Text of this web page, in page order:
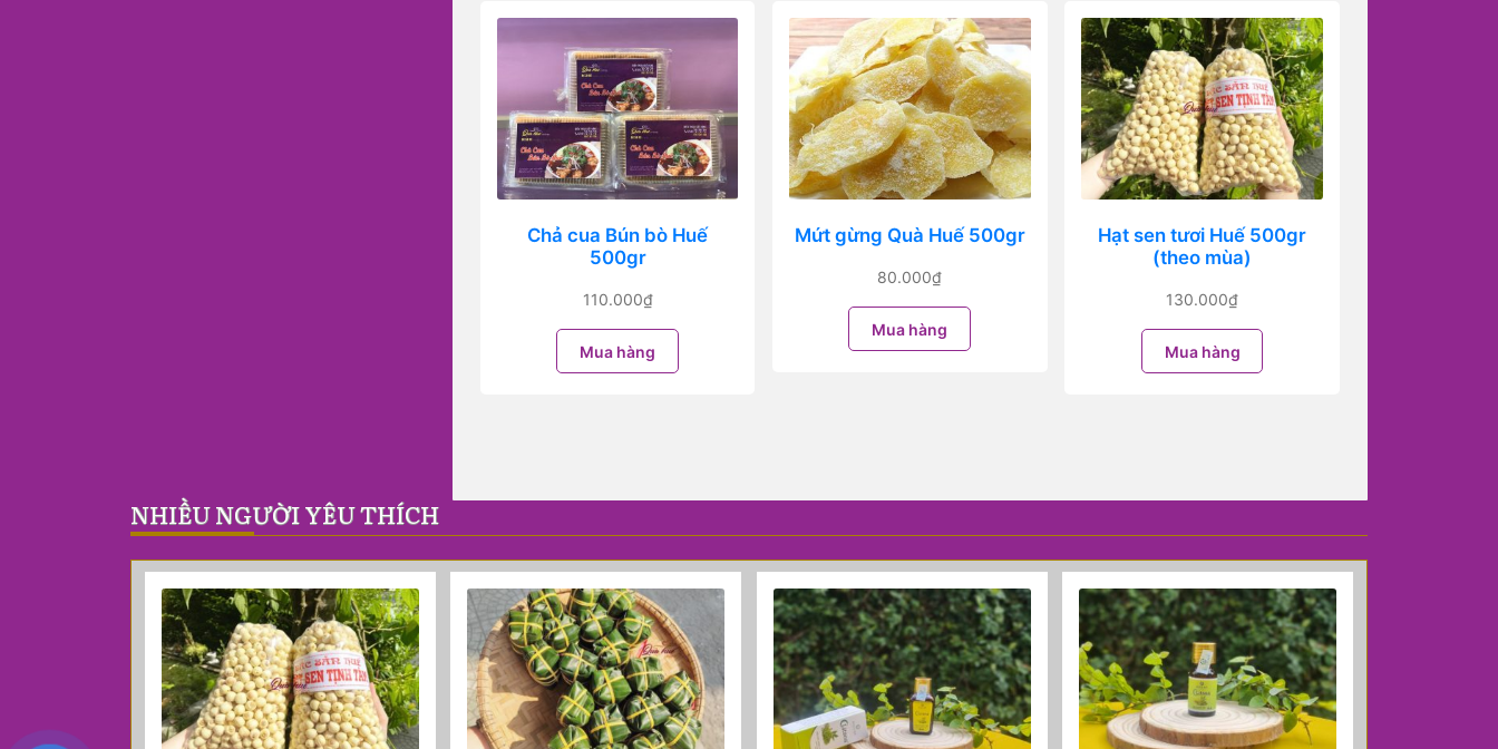
Chả cua Bún bò Huế
500gr
110.000₫
Mua hàng
Mứt gừng Quà Huế 500gr
80.000₫
Mua hàng
Hạt sen tươi Huế 500gr
(theo mùa)
130.000₫
Mua hàng
NHIỀU NGƯỜI YÊU THÍCH